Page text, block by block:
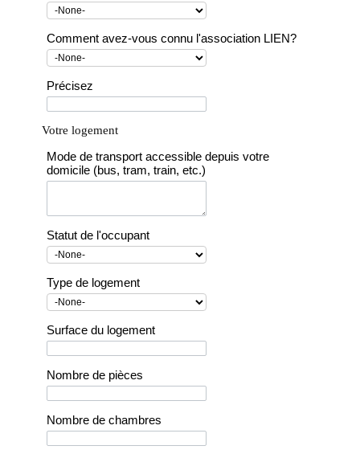
Comment avez-vous connu l'association LIEN?
Précisez
Votre logement
Mode de transport accessible depuis votre
domicile (bus, tram, train, etc.)
Statut de l'occupant
Type de logement
Surface du logement
Nombre de pièces
Nombre de chambres